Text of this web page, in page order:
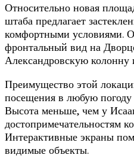
Относительно новая
штаба предлагает
комфортными условиями.
фронтальный вид на
Александровскую
Преимущество этой
посещения в любую погоду
Высота меньше, чем у
достопримечательностям
Интерактивные экраны
видимые объекты.